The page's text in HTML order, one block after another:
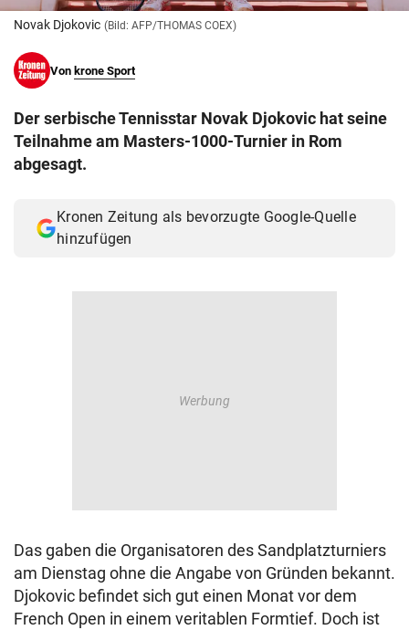
Novak Djokovic (Bild: AFP/THOMAS COEX)
Von krone Sport
Der serbische Tennisstar Novak Djokovic hat seine
Teilnahme am Masters-1000-Turnier in Rom
abgesagt.
Kronen Zeitung als bevorzugte Google-Quelle
hinzufügen
Das gaben die Organisatoren des Sandplatzturniers
am Dienstag ohne die Angabe von Gründen bekannt.
Djokovic befindet sich gut einen Monat vor dem
French Open in einem veritablen Formtief. Doch ist